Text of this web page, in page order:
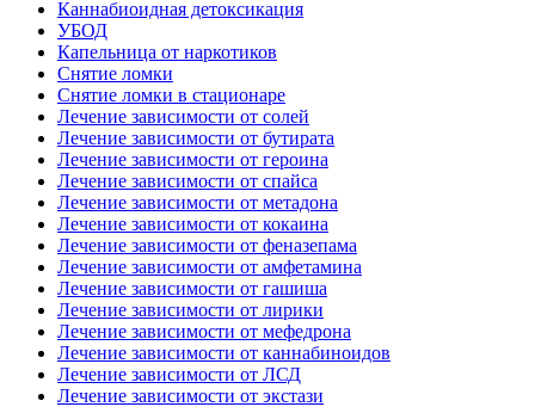
Каннабиоидная детоксикация
УБОД
Капельница от наркотиков
Снятие ломки
Снятие ломки в стационаре
Лечение зависимости от солей
Лечение зависимости от бутирата
Лечение зависимости от героина
Лечение зависимости от спайса
Лечение зависимости от метадона
Лечение зависимости от кокаина
Лечение зависимости от феназепама
Лечение зависимости от амфетамина
Лечение зависимости от гашиша
Лечение зависимости от лирики
Лечение зависимости от мефедрона
Лечение зависимости от каннабиноидов
Лечение зависимости от ЛСД
Лечение зависимости от экстази